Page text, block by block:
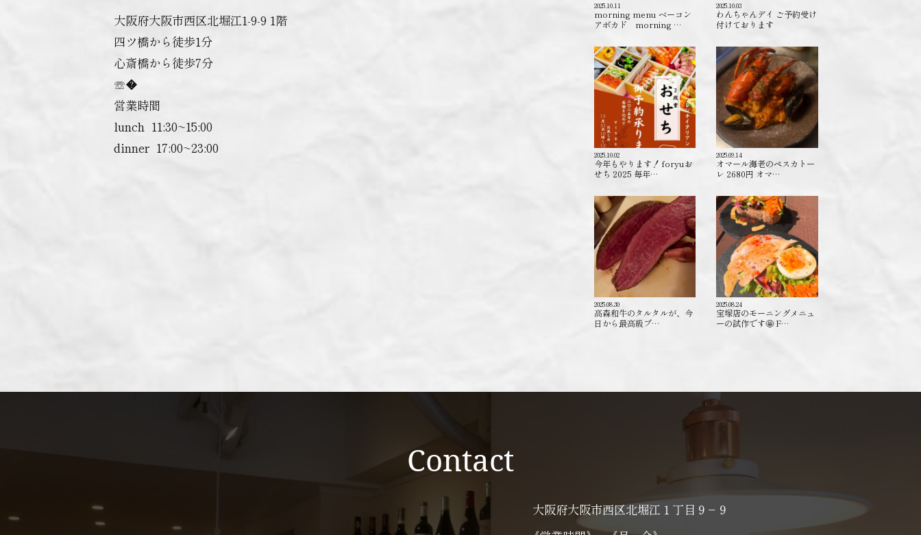
大阪府大阪市西区北堀江1-9-9 1階
四ツ橋から徒歩1分
心斎橋から徒歩7分
☏�
営業時間
lunch ︎ 11:30~15:00
dinner ︎ 17:00~23:00
2025.10.11
morning menu ベーコン
アボカド morning …
2025.10.03
わんちゃんデイ ご予約受け
付けております️
2025.10.02
今年もやります！ foryuお
せち 2025 毎年…
2025.09.14
オマール海老のペスカトー
レ 2680円 オマ…
2025.08.30
高森和牛のタルタルが、今
日から最高級ブ…
2025.08.24
宝塚店のモーニングメニュ
ーの試作です🤩 F…
Contact
大阪府大阪市西区北堀江１丁目９−９